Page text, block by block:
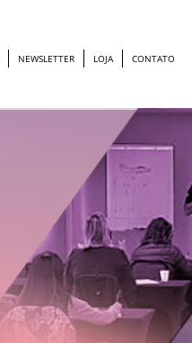
NEWSLETTER LOJA CONTATO